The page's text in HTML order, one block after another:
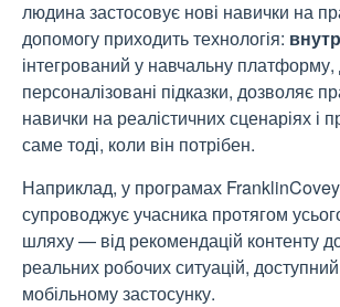
людина застосовує нові навички на
допомогу приходить технологія:
інтегрований у навчальну платформу,
персоналізовані підказки, дозволяє
навички на реалістичних сценаріях і
саме тоді, коли він потрібен.
Наприклад, у програмах
супроводжує учасника протягом
шляху — від рекомендацій контенту
реальних робочих ситуацій,
мобільному застосунку.